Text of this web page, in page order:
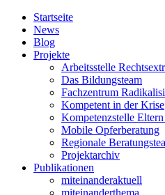
Startseite
News
Blog
Projekte
Arbeitsstelle
Das Bildungsteam
Fachzentrum
Kompetent in der Krise
Kompetenzstelle
Mobile Opferberatung
Regionale
Projektarchiv
Publikationen
miteinanderaktuell
miteinanderthema